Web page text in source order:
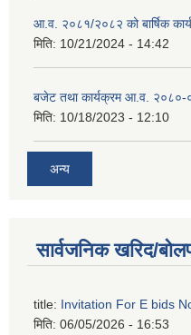
आ.व. २०८१/२०८२ को बार्षिक
मिति: 10/21/2024 - 14:42
बजेट तथा कार्यक्रम आ.व. २०८०-
मिति: 10/18/2023 - 12:10
अन्य
सार्वजनिक खरिद/
title: Invitation For E bids
मिति: 06/05/2026 - 16:53